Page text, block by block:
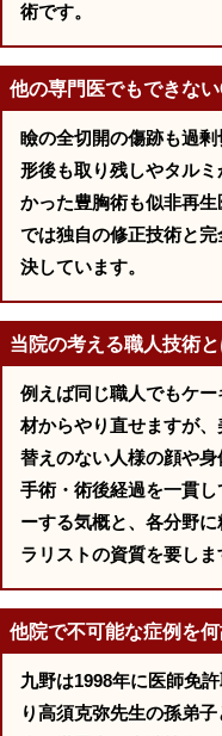
術です。
他の専門医でもできな
瞼の全切開の傷跡も過
形後も取り残しやタル
かった豊胸術も似非再
では独自の修正技術と
決しています。
当院の考える職人技術
例えば同じ職人でもケ
材からやり直せますが
替えのない人様の顔や
手術・術後経過を一貫
ーする気概と、各分野
ラリストの資質を要しま
他院で不可能な症例を
九野は1998年に医師免
り高須克弥先生の孫弟